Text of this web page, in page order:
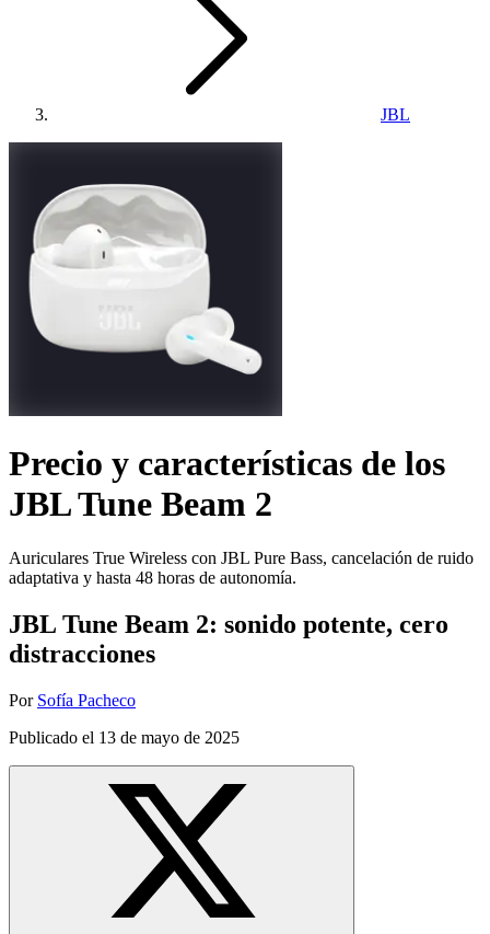
JBL
Precio y características de los
JBL Tune Beam 2
Auriculares True Wireless con JBL Pure Bass, cancelación de ruido
adaptativa y hasta 48 horas de autonomía.
JBL Tune Beam 2: sonido potente, cero
distracciones
Por Sofía Pacheco
Publicado el 13 de mayo de 2025